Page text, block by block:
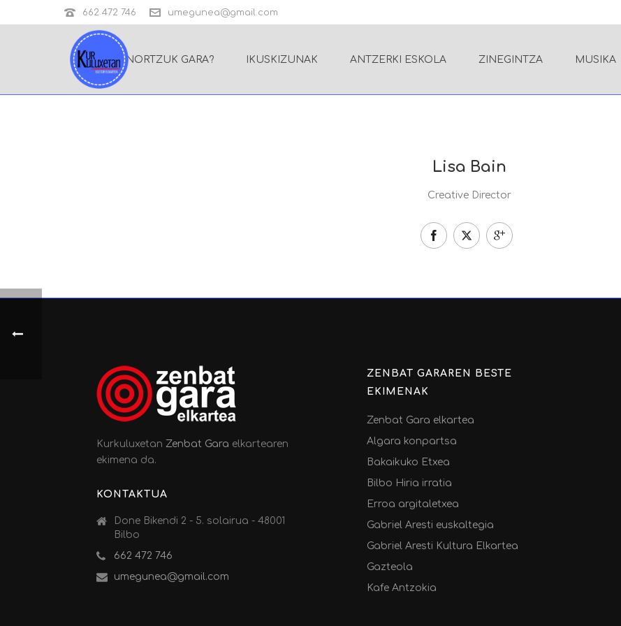
662 472 746 umegunea@gmail.com
NORTZUK GARA? IKUSKIZUNAK ANTZERKI ESKOLA ZINEGINTZA MUSIKA
Lisa Bain
Creative Director
KurkuluxetanZenbat Gara elkartearen
ekimena da.
KONTAKTUA
Done Bikendi 2 - 5. solairua - 48001
Bilbo
662 472 746
umegunea@gmail.com
ZENBAT GARAREN BESTE
EKIMENAK
Zenbat Gara elkartea
Algara konpartsa
Bakaikuko Etxea
Bilbo Hiria irratia
Erroa argitaletxea
Gabriel Aresti euskaltegia
Gabriel Aresti Kultura Elkartea
Gazteola
Kafe Antzokia